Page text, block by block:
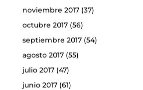
noviembre 2017(37)
octubre 2017(56)
septiembre 2017(54)
agosto 2017(55)
julio 2017(47)
junio 2017(61)